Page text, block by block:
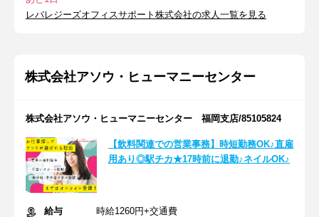
レバレジーズオフィスサポート株式会社の求人一覧を見る
株式会社アソウ・ヒューマニーセンター
株式会社アソウ・ヒューマニーセンター 福岡支店/85105824
【飲料関連での営業事務】時短勤務OK♪直雇
用あり◎駅チカ★17時前に退勤♪ネイルOK♪
給与
時給1260円+交通費